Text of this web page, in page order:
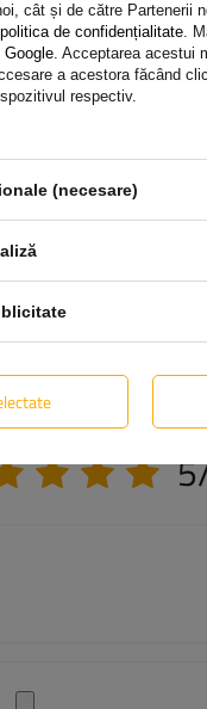
Opinia ta:
cât și de către Partenerii
politica de confidențialitate.
. Acceptarea acestui
a acestora făcând
respectiv.
(necesare)